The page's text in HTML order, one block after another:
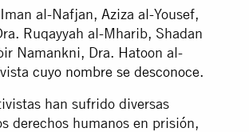
al-Nafjan, Aziza al-Yousef,
Ruqayyah al-Mharib, Shadan
Namankni, Dra. Hatoon al-
cuyo nombre se desconoce.
han sufrido diversas
derechos humanos en prisión,